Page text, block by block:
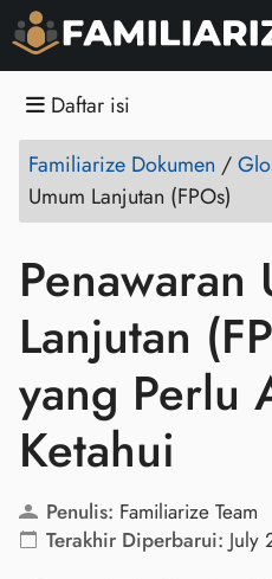
Daftar isi
Familiarize Dokumen /
Umum Lanjutan (FPOs)
Penawaran
Lanjutan
yang Perlu
Ketahui
Penulis: Familiarize Team
Terakhir Diperbarui: July